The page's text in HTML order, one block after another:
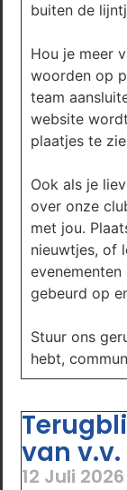
buiten de
Hou je meer
woorden op
team
website
plaatjes te
Ook als je
over onze
met jou.
nieuwtjes, of
gebeurd op
Stuur ons
hebt,
van v.v.
12 Juli 2026